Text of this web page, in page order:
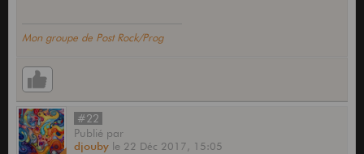
Mon groupe de Post Rock/Prog
#22
Publié par
djouby le 22 Déc 2017, 15:05